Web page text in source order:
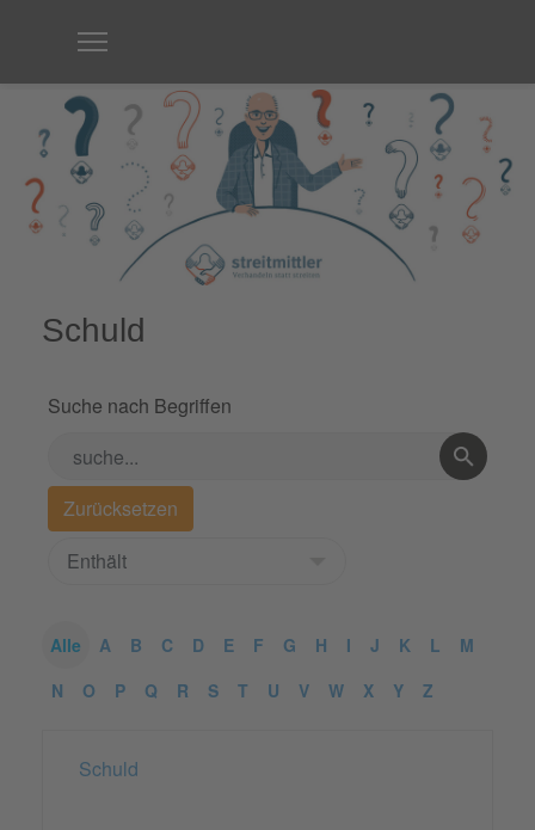
Schuld
Suche nach Begriffen
Alle A B C D E F G H I J K L
M
N
O P Q R S T U V W X Y Z
Schuld